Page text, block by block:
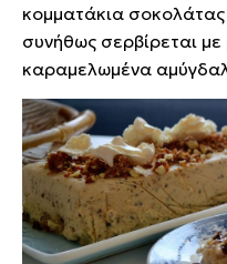
κομματάκια
συνήθως σερβίρεται
καραμελωμένα